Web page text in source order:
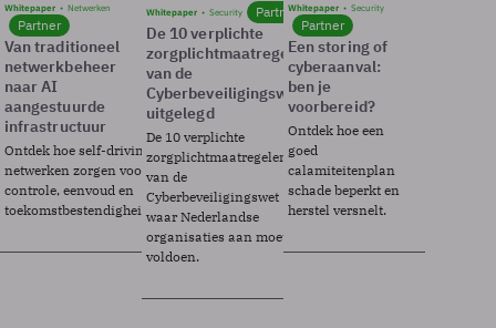
Whitepaper Netwerken
Partner
Van traditioneel
netwerkbeheer
naar AI
aangestuurde
infrastructuur
Ontdek hoe self-driving
netwerken zorgen voor
controle, eenvoud en
toekomstbestendigheid.
Whitepaper Security Partner
De 10 verplichte
zorgplichtmaatregelen
van de
Cyberbeveiligingswet
uitgelegd
De 10 verplichte
zorgplichtmaatregelen
van de
Cyberbeveiligingswet
waar Nederlandse
organisaties aan moeten
voldoen.
Whitepaper Security
Partner
Een storing of
cyberaanval:
ben je
voorbereid?
Ontdek hoe een
goed
calamiteitenplan
schade beperkt en
herstel versnelt.